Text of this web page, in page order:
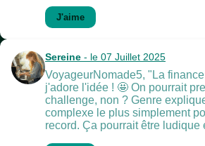
J'aime
Sereine - le 07 Juillet 2025
VoyageurNomade5, "La
j'adore l'idée ! 🤩 On pourrait
challenge, non ? Genre
complexe le plus simplement
record. Ça pourrait être ludique